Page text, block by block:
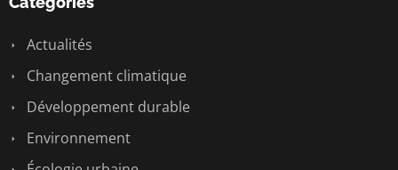
Actualités
Changement climatique
Développement durable
Environnement